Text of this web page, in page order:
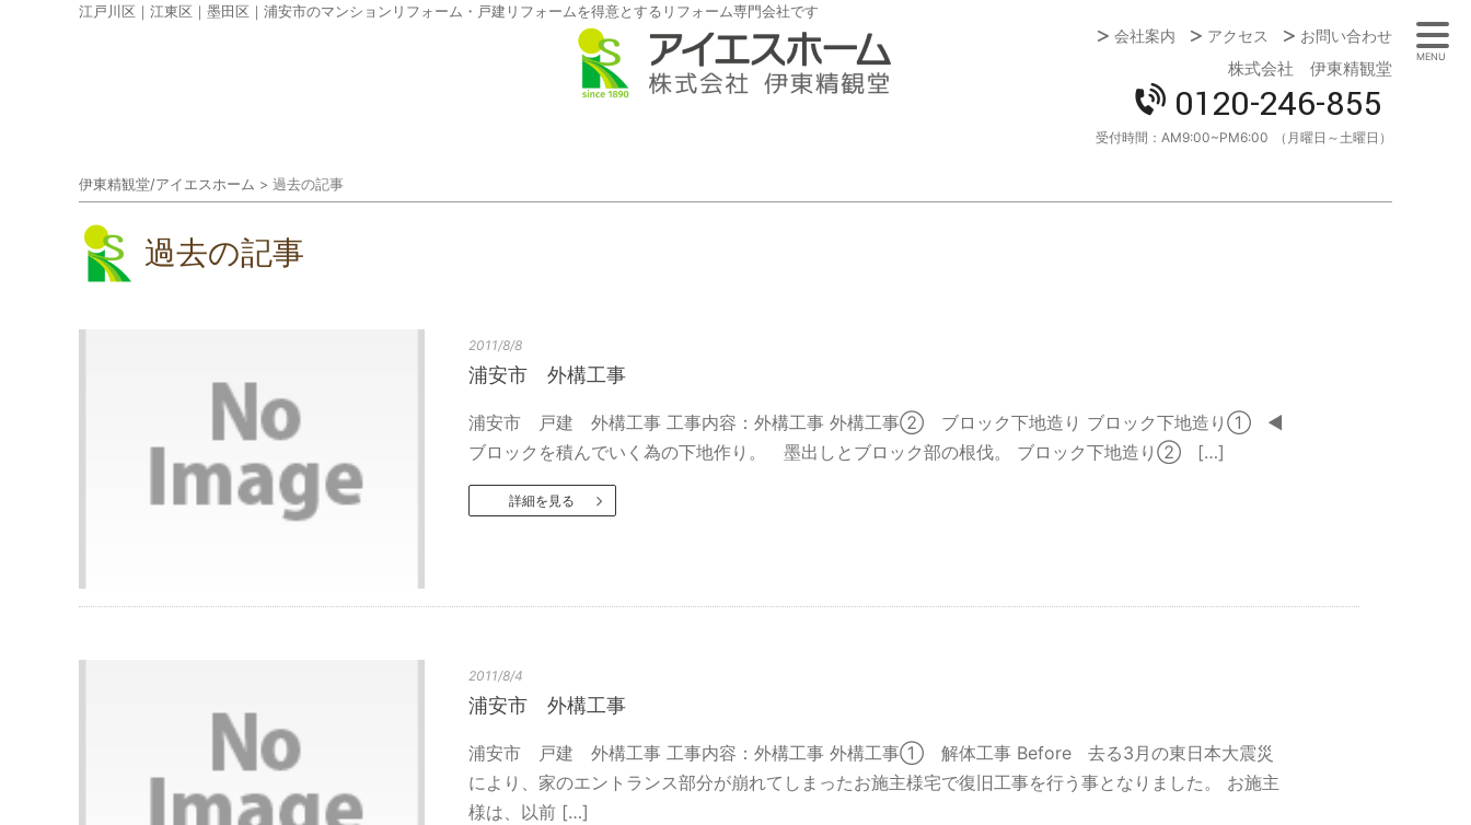
江戸川区｜江東区｜墨田区｜浦安市のマンションリフォーム・戸建リフォームを得意とするリフォーム専門会社です
会社案内
アクセス お問い合わせ
株式会社 伊東精観堂
0120-246-855
受付時間： AM9:00~PM6:00 （月曜日～土曜日）
伊東精観堂/アイエスホーム > 過去の記事
過去の記事
2011/8/8
浦安市 外構工事
浦安市 戸建 外構工事 工事内容：外構工事 外構工事② ブロック下地造り ブロック下地造り① ◄
ブロックを積んでいく為の下地作り。 墨出しとブロック部の根伐。 ブロック下地造り② […]
詳細を見る
2011/8/4
浦安市 外構工事
浦安市 戸建 外構工事 工事内容：外構工事 外構工事① 解体工事 Before 去る3月の東日本大震災
により、家のエントランス部分が崩れてしまったお施主様宅で復旧工事を行う事となりました。 お施主
様は、以前 […]
MENU